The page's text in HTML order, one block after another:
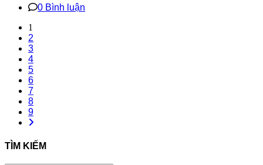
0 Bình luận
1
2
3
4
5
6
7
8
9
TÌM KIẾM